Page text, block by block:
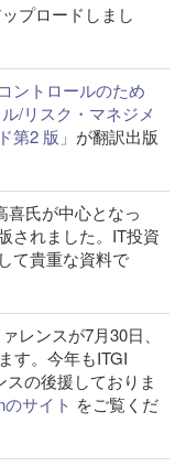
プロードしまし
ントロールのため
/リスク・マネジメ
第2 版」 が翻訳出版
喜氏が中心となっ
されました。IT投資
て貴重な資料で
レンスが7月30日、
す。今年もITGI
の後援しておりま
サイト をご覧くだ